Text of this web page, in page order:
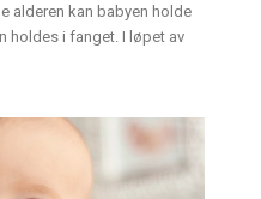
alderen kan babyen holde
holdes i fanget. I løpet av